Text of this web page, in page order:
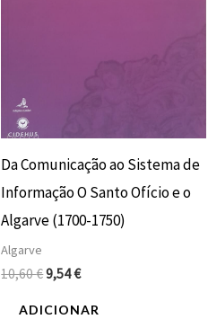
Da Comunicação ao Sistema de
Informação O Santo Ofício e o
Algarve (1700-1750)
Algarve
10,60€9,54€
ADICIONAR